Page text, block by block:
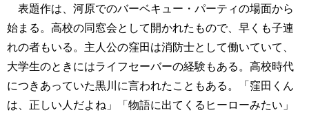
表題作は、河原でのバーベキュー・パーティの場面から
始まる。高校の同窓会として開かれたもので、早くも子連
れの者もいる。主人公の窪田は消防士として働いていて、
大学生のときにはライフセーバーの経験もある。高校時代
につきあっていた黒川に言われたこともある。「窪田くん
は、正しい人だよね」「物語に出てくるヒーローみたい」